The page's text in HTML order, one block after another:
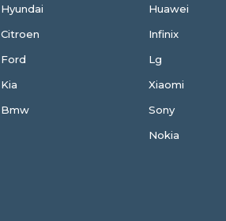
Hyundai
Citroen
Ford
Kia
Bmw
Huawei
Infinix
Lg
Xiaomi
Sony
Nokia